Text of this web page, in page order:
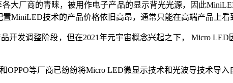
大厂商的青睐，被用作电子产品的显示背光光源，因此
MiniLED技术的产品价格依旧高昂，通常只能在高端产品上看
开发调整阶段，但在2021年元宇宙概念兴起之下， Micro
OPPO等厂商已纷纷将Micro LED微显示技术和光波导技术导入